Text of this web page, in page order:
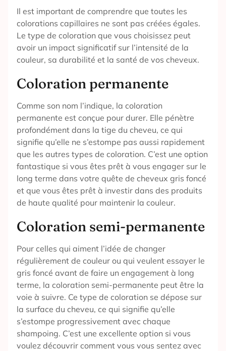
Il est important de comprendre que toutes les
colorations capillaires ne sont pas créées égales.
Le type de coloration que vous choisissez peut
avoir un impact significatif sur l’intensité de la
couleur, sa durabilité et la santé de vos cheveux.
Coloration permanente
Comme son nom l’indique, la coloration
permanente est conçue pour durer. Elle pénètre
profondément dans la tige du cheveu, ce qui
signifie qu’elle ne s’estompe pas aussi rapidement
que les autres types de coloration. C’est une option
fantastique si vous êtes prêt à vous engager sur le
long terme dans votre quête de cheveux gris foncé
et que vous êtes prêt à investir dans des produits
de haute qualité pour maintenir la couleur.
Coloration semi-permanente
Pour celles qui aiment l’idée de changer
régulièrement de couleur ou qui veulent essayer le
gris foncé avant de faire un engagement à long
terme, la coloration semi-permanente peut être la
voie à suivre. Ce type de coloration se dépose sur
la surface du cheveu, ce qui signifie qu’elle
s’estompe progressivement avec chaque
shampoing. C’est une excellente option si vous
voulez découvrir comment vous vous sentez avec